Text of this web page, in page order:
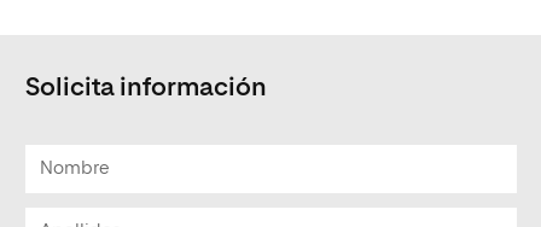
Solicita información